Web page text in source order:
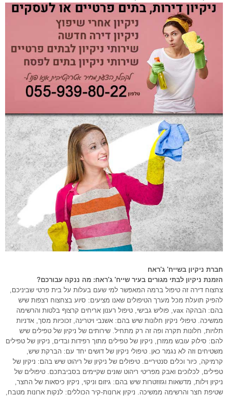
חברת ניקיון בשייח' ג'ראח
הזמנת ניקיון לבתי מגורים בעיר שייח' ג'ראח: מה ננקה עבורכם?
צחצוח דירה זה טיפול ברמה המאפשר למי שעם בעלות על בית פרטי שביניכם,
להפיק תועלת מכל מערך הטיפולים שאנו מציעים: סיוע בצחצוח רצפות שיש
בהם: הבהקה vax, פוליש גבישי, טיפול רענון אריחים קרצוף בלטות והרשימה
ממשיכה. טיפולי ניקיון חלונות שיש בהם: אשנבי ויטרינה, זכוכיות מסך, אדניות
תלויות, חלונות תקרה ופה זה רק מתחיל. שירותים של ניקיון של טפילים שיש
להם: סילוק עובש ממזרן, ניקיון של טפילים מתוך רפידות ובדים, ניקיון של טפילים
משטיחים וזה לא נגמר כאן. טיפולי ניקיון של דושים יחד עם: הברקת שיש,
קרמיקה, כיור וכלים סנטיריים. טיפולים של ניקיון של ריהוט שיש בהם: ניקיון של
טפילים, לכלוכים ואבק מפריטי ריהוט שונים שקיימים בסביבתכם. טיפולים של
ניקיון וילות, מדשאות וגזוזטרות שיש בהם: גיזום וניקוי, ניקיון כיסאות של החצר,
שטיפת חצר והרשימה ממשיכה. ניקיון ארונות-קיר הכוללים: לנקות ארונות מטבח,